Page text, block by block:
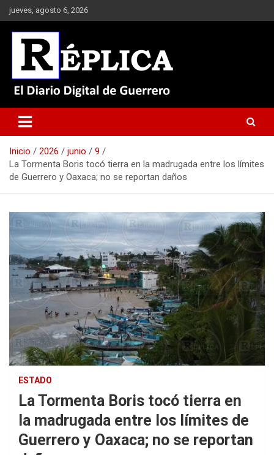
Saltar
al
contenido
jueves, agosto 6, 2026
Réplica
Inicio 2026 junio
9
La Tormenta Boris tocó tierra en la madrugada entre los límites
de Guerrero y Oaxaca; no se reportan daños
ESTADO
La Tormenta Boris tocó tierra en
la madrugada entre los límites de
Guerrero y Oaxaca; no se reportan